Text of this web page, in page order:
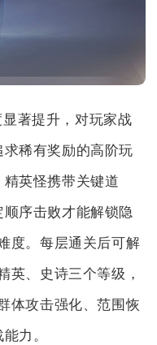
著提升，对玩家战
稀有奖励的高阶玩
英怪携带关键道
序击败才能解锁隐
度。每层通关后可解
英、史诗三个等级，
体攻击强化、范围恢
力。